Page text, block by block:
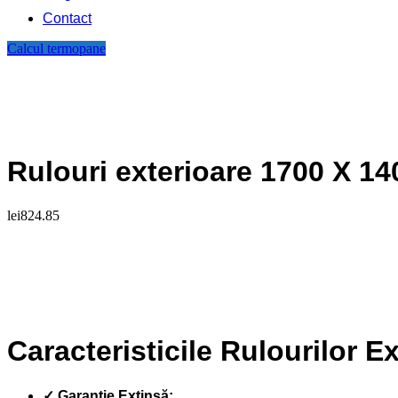
Contact
Calcul termopane
Rulouri exterioare 1700 X
lei824.85
Caracteristicile Rulourilor